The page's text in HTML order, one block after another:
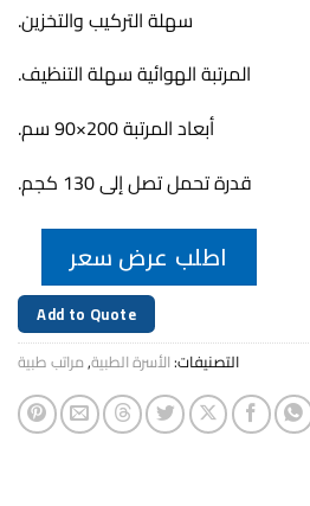
سهلة التركيب والتخزين.
المرتبة الهوائية سهلة التنظيف.
أبعاد المرتبة 200×90 سم.
قدرة تحمل تصل إلى 130 كجم.
اطلب عرض سعر
Add to Quote
التصنيفات:الأسرة الطبية,مراتب طبية